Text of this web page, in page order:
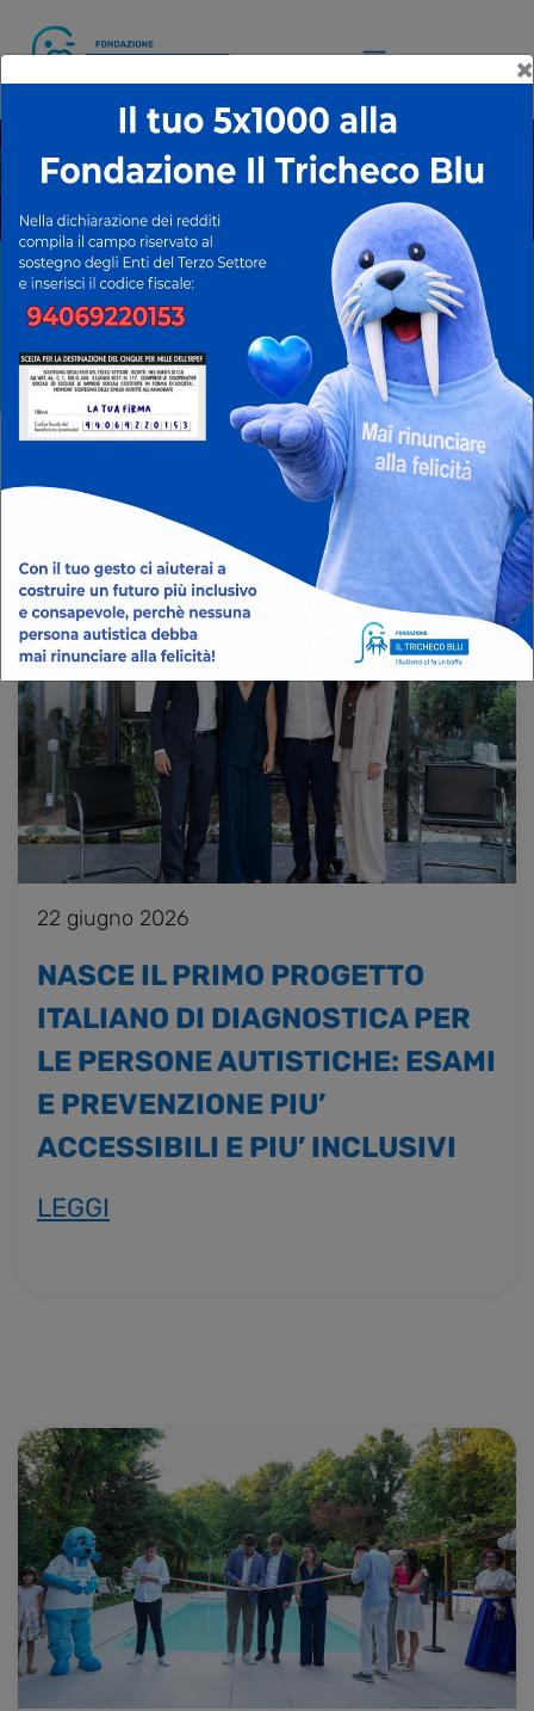
Eventi e
rassegna stampa
Eventi| Rassegna stampa
22 giugno 2026
NASCE IL PRIMO PROGETTO
ITALIANO DI DIAGNOSTICA PER
LE PERSONE AUTISTICHE: ESAMI
E PREVENZIONE PIU’
ACCESSIBILI E PIU’ INCLUSIVI
LEGGI
×